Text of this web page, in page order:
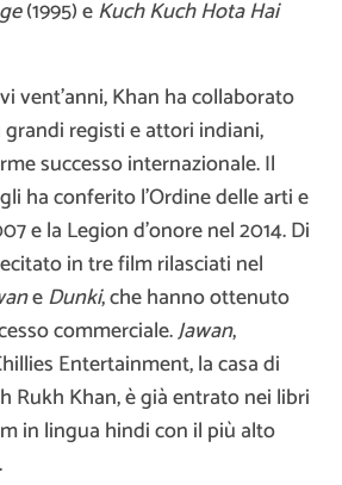
(1995) eKuch Kuch Hota Hai
vent’anni, Khan ha collaborato
registi e attori indiani,
successo internazionale. Il
ha conferito l’Ordine delle arti e
e la Legion d’onore nel 2014. Di
in tre film rilasciati nel
eDunki, che hanno ottenuto
commerciale.Jawan,
Entertainment, la casa di
Rukh Khan, è già entrato nei libri
in lingua hindi con il più alto